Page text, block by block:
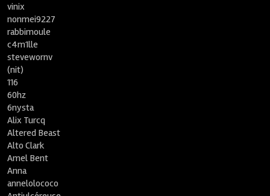
vinix
nonmei9227
rabbimoule
c4m1lle
stevewornv
(nit)
116
60hz
6nysta
Alix Turcq
Altered Beast
Alto Clark
Amel Bent
Anna
annelolococo